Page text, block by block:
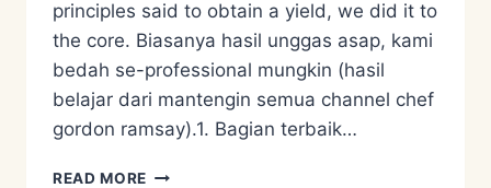
principles said to obtain a yield, we did it to
the core. Biasanya hasil unggas asap, kami
bedah se-professional mungkin (hasil
belajar dari mantengin semua channel chef
gordon ramsay).1. Bagian terbaik…
READ MORE ZERO